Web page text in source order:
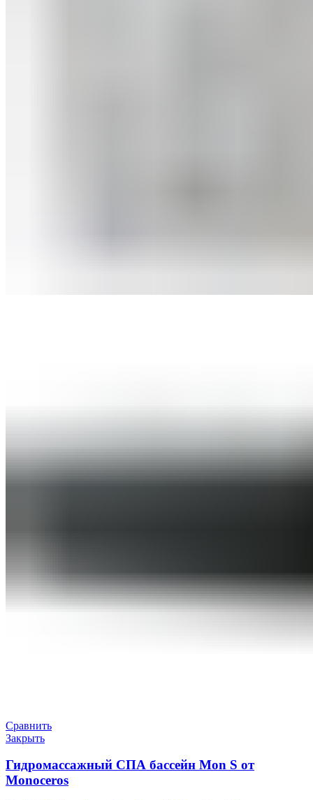
Сравнить
Закрыть
Гидромассажный СПА бассейн Mon S от
Monoceros